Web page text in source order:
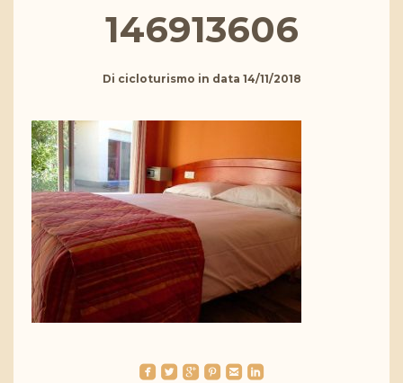
146913606
Di cicloturismo in data 14/11/2018
roundedfacebook roundedtwitterbird roundedgoogleplus roundedpinterest roundedemail roundedlinkedin